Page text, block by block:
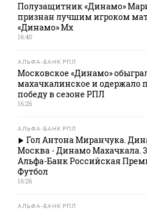
Полузащитник «Динамо»
признан лучшим игроком
«Динамо» Мх
16:40
АЛЬФА-БАНК РПЛ
Московское «Динамо»
махачкалинское и одержало
победу в сезоне РПЛ
16:26
АЛЬФА-БАНК РПЛ
Гол Антона Миранчука.
Москва - Динамо Махачкала.
Альфа-Банк Российская
Футбол
16:26
АЛЬФА-БАНК РПЛ